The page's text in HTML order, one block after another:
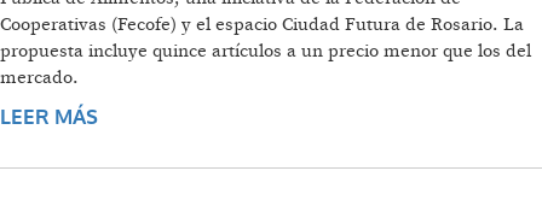
Cooperativas (Fecofe) y el espacio Ciudad Futura de Rosario. La
propuesta incluye quince artículos a un precio menor que los del
mercado.
LEER MÁS
PRECIOS JUSTOS